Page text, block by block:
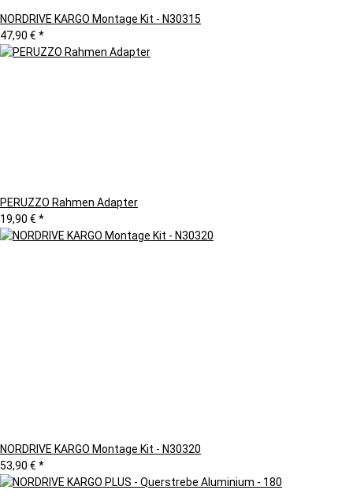
NORDRIVE KARGO Montage Kit - N30315
47,90 € *
PERUZZO Rahmen Adapter
19,90 € *
NORDRIVE KARGO Montage Kit - N30320
53,90 € *